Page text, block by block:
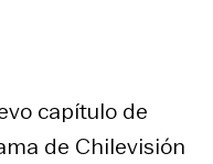
capítulo de
de Chilevisión